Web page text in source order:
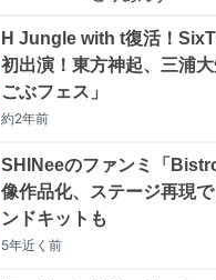
H Jungle with t復活！
初出演！東方神起、三浦
ごぶフェス」
約2年前
SHINeeのファンミ「
像作品化、ステージ再現
ンドキットも
5年近く 前